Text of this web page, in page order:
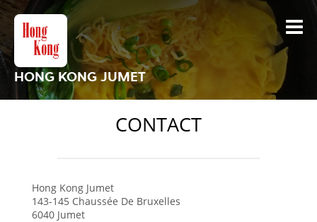
HONG KONG JUMET
CONTACT
Hong Kong Jumet
143-145 Chaussée De Bruxelles
6040 Jumet